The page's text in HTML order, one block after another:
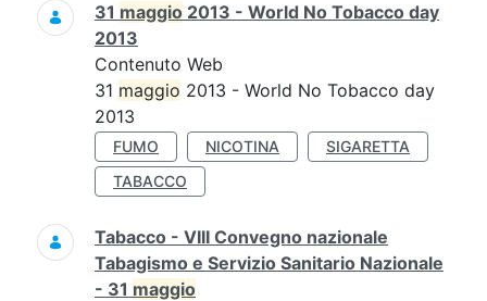
31 maggio 2013 - World No Tobacco day
2013
Contenuto Web
31 maggio 2013 - World No Tobacco day
2013
FUMO NICOTINA
SIGARETTA
TABACCO
Tabacco - VIII Convegno nazionale
Tabagismo e Servizio Sanitario Nazionale
- 31 maggio